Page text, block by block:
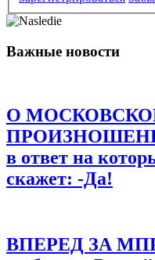
Сайт
Сохранить моё имя,
последующих моих
Важные новости
О
в ответ на
скажет: -Да!
ВПЕРЕД ЗА МПР!